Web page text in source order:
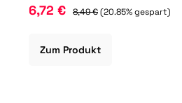
6,72 € 8,49 €(20.85% gespart)
Zum Produkt